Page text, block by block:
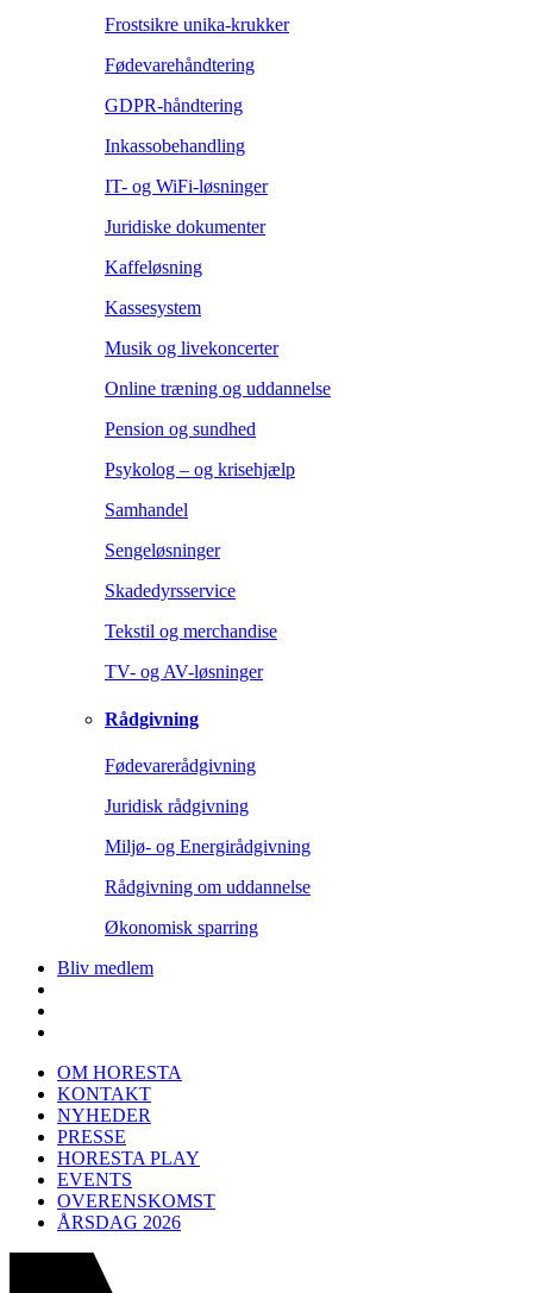
Frostsikre unika-krukker
Fødevarehåndtering
GDPR-håndtering
Inkassobehandling
IT- og WiFi-løsninger
Juridiske dokumenter
Kaffeløsning
Kassesystem
Musik og livekoncerter
Online træning og uddannelse
Pension og sundhed
Psykolog – og krisehjælp
Samhandel
Sengeløsninger
Skadedyrsservice
Tekstil og merchandise
TV- og AV-løsninger
Rådgivning
Fødevarerådgivning
Juridisk rådgivning
Miljø- og Energirådgivning
Rådgivning om uddannelse
Økonomisk sparring
Bliv medlem
OM HORESTA
KONTAKT
NYHEDER
PRESSE
HORESTA PLAY
EVENTS
OVERENSKOMST
ÅRSDAG 2026